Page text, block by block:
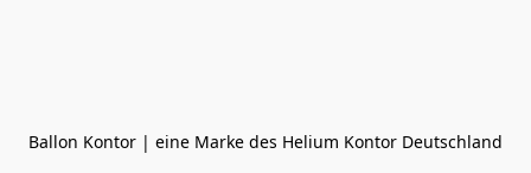
Ballon Kontor | eine Marke des Helium Kontor Deutschland